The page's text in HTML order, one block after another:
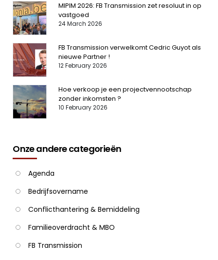
MIPIM 2026: FB Transmission zet resoluut in op
vastgoed
24 March 2026
FB Transmission verwelkomt Cedric Guyot als
nieuwe Partner !
12 February 2026
Hoe verkoop je een projectvennootschap
zonder inkomsten ?
10 February 2026
Onze andere categorieën
Agenda
Bedrijfsovername
Conflicthantering & Bemiddeling
Familieoverdracht & MBO
FB Transmission